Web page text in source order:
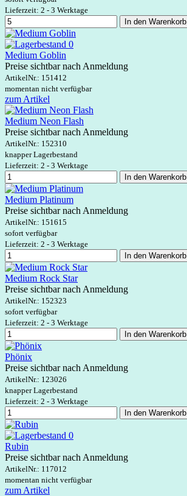
Lieferzeit: 2 - 3 Werktage
In den Warenkorb
Medium Goblin
Preise sichtbar nach Anmeldung
ArtikelNr.: 151412
momentan nicht verfügbar
zum Artikel
Medium Neon Flash
Preise sichtbar nach Anmeldung
ArtikelNr.: 152310
knapper Lagerbestand
Lieferzeit: 2 - 3 Werktage
In den Warenkorb
Medium Platinum
Preise sichtbar nach Anmeldung
ArtikelNr.: 151615
sofort verfügbar
Lieferzeit: 2 - 3 Werktage
In den Warenkorb
Medium Rock Star
Preise sichtbar nach Anmeldung
ArtikelNr.: 152323
sofort verfügbar
Lieferzeit: 2 - 3 Werktage
In den Warenkorb
Phönix
Preise sichtbar nach Anmeldung
ArtikelNr.: 123026
knapper Lagerbestand
Lieferzeit: 2 - 3 Werktage
In den Warenkorb
Rubin
Preise sichtbar nach Anmeldung
ArtikelNr.: 117012
momentan nicht verfügbar
zum Artikel